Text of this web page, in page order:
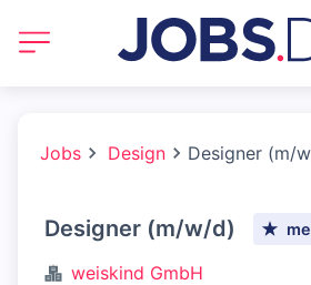
Jobs Design Designer (m/
Designer (m/w/d)
weiskind GmbH